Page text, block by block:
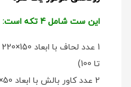
این ست شامل 4 تکه است:
تا 100)
2 عدد کاور بالش با ابعاد 50×70